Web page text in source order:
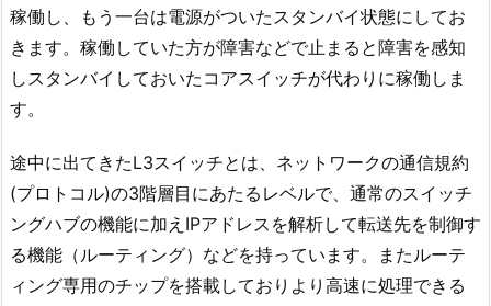
稼働し、もう一台は電源がついたスタンバイ状態にしてお
きます。稼働していた方が障害などで止まると障害を感知
しスタンバイしておいたコアスイッチが代わりに稼働しま
す。
途中に出てきたL3スイッチとは、ネットワークの通信規約
(プロトコル)の3階層目にあたるレベルで、通常のスイッチ
ングハブの機能に加えIPアドレスを解析して転送先を制御す
る機能（ルーティング）などを持っています。またルーテ
ィング専用のチップを搭載しておりより高速に処理できる